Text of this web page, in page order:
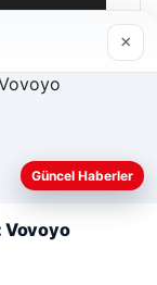
çerezler
×
Güncel Haberler
Vovoyo